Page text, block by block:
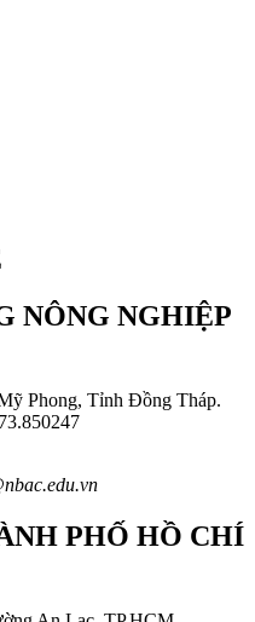
NÔNG NGHIỆP
Phong, Tỉnh Đồng Tháp.
PHỐ HỒ CHÍ